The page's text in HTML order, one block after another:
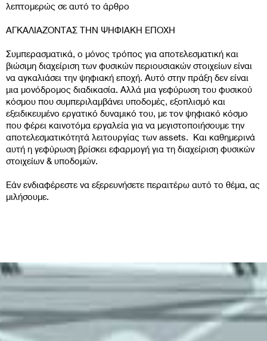
λεπτομερώς σε αυτό το άρθρο
ΑΓΚΑΛΙΑΖΟΝΤΑΣ ΤΗΝ ΨΗΦΙΑΚΗ ΕΠΟΧΗ
Συμπερασματικά, ο μόνος τρόπος για αποτελεσματική και
βιώσιμη διαχείριση των φυσικών περιουσιακών στοιχείων είναι
να αγκαλιάσει την ψηφιακή εποχή. Αυτό στην πράξη δεν είναι
μια μονόδρομος διαδικασία. Αλλά μια γεφύρωση του φυσικού
κόσμου που συμπεριλαμβάνει υποδομές, εξοπλισμό και
εξειδικευμένο εργατικό δυναμικό του, με τον ψηφιακό κόσμο
που φέρει καινοτόμα εργαλεία για να μεγιστοποιήσουμε την
αποτελεσματικότητά λειτουργίας των assets. Και καθημερινά
αυτή η γεφύρωση βρίσκει εφαρμογή για τη διαχείριση φυσικών
στοιχείων & υποδομών.
Εάν ενδιαφέρεστε να εξερευνήσετε περαιτέρω αυτό το θέμα, ας
μιλήσουμε.